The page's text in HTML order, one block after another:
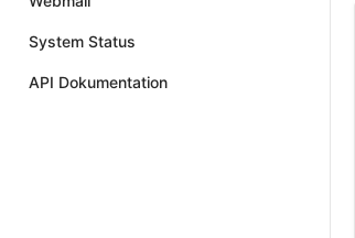
System Status
API Dokumentation